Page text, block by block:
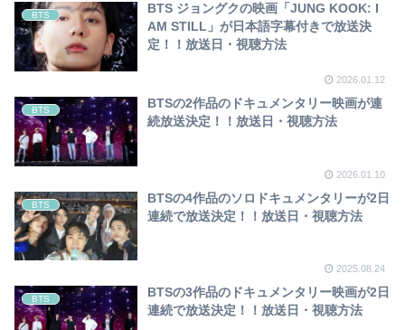
BTS
BTS ジョングクの映画「JUNG KOOK: I
AM STILL」が日本語字幕付きで放送決
定！！放送日・視聴方法
2026.01.12
BTS
BTSの2作品のドキュメンタリー映画が連
続放送決定！！放送日・視聴方法
2026.01.10
BTS
BTSの4作品のソロドキュメンタリーが2日
連続で放送決定！！放送日・視聴方法
2025.08.24
BTS
BTSの3作品のドキュメンタリー映画が2日
連続で放送決定！！放送日・視聴方法